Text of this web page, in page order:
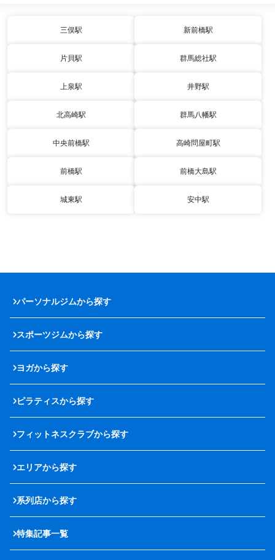
三俣駅 新前橋駅
片貝駅 群馬総社駅
上泉駅 井野駅
北高崎駅 群馬八幡駅
中央前橋駅 高崎問屋町駅
前橋駅 前橋大島駅
城東駅 安中駅
パーソナルジムから探す
スポーツジムから探す
ヨガから探す
ピラティスから探す
フィットネスクラブから探す
エリアから探す
系列店から探す
特集記事一覧